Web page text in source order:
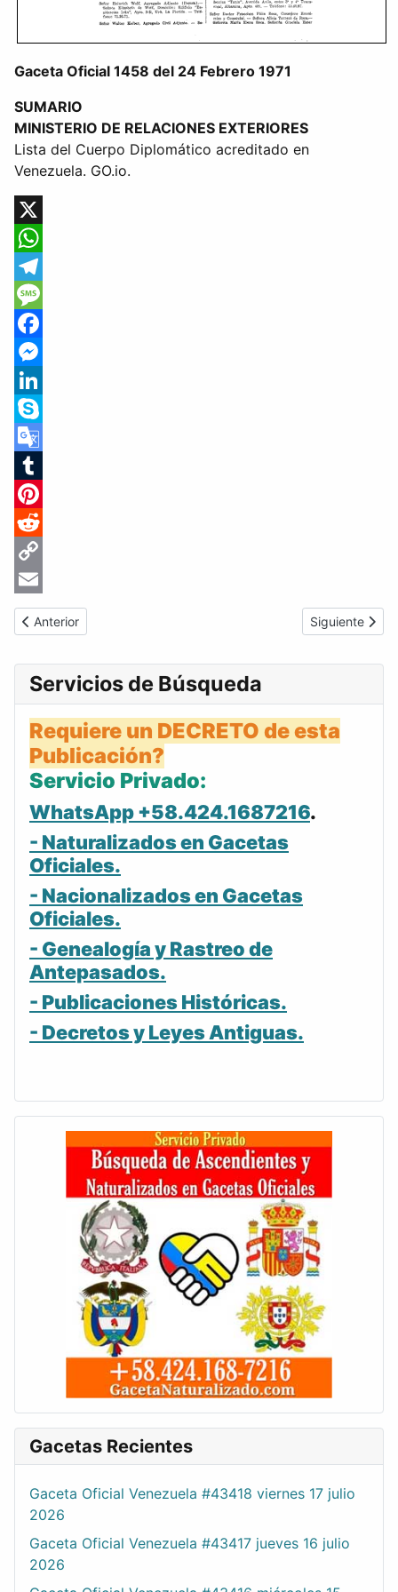
Gaceta Oficial 1458 del 24 Febrero 1971
SUMARIO
MINISTERIO DE RELACIONES EXTERIORES
Lista del Cuerpo Diplomático acreditado en
Venezuela. GO.io.
X
WhatsApp
Telegram
Message
Facebook
Messenger
LinkedIn
Skype
Google
Translate
Tumblr
Pinterest
Reddit
Copy
Link
Email
Artículo anterior: Gaceta Oficial de Venezuela #29446 del
Anterior Artículo
Siguiente
Servicios de Búsqueda
Requiere un DECRETO de esta
Publicación?
Servicio Privado:
WhatsApp +58.424.1687216.
- Naturalizados en Gacetas
Oficiales.
- Nacionalizados en Gacetas
Oficiales.
- Genealogía y Rastreo de
Antepasados.
- Publicaciones Históricas.
- Decretos y Leyes Antiguas.
Gacetas Recientes
Gaceta Oficial Venezuela #43418 viernes 17 julio
2026
Gaceta Oficial Venezuela #43417 jueves 16 julio
2026